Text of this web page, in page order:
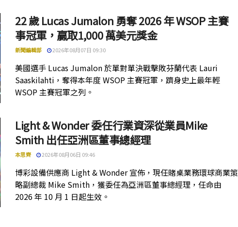
22 歲 Lucas Jumalon 勇奪 2026 年 WSOP 主賽
事冠軍，贏取1,000 萬美元獎金
新聞編輯部 2026年08月07日 09:30
美國選手 Lucas Jumalon 於單對單決戰擊敗芬蘭代表 Lauri
Saaskilahti，奪得本年度 WSOP 主賽冠軍，躋身史上最年輕
WSOP 主賽冠軍之列。
Light & Wonder 委任行業資深從業員Mike
Smith 出任亞洲區董事總經理
本思齊 2026年08月06日 09:46
博彩設備供應商 Light & Wonder 宣佈，現任賭桌業務環球商業策
略副總裁 Mike Smith，獲委任為亞洲區董事總經理，任命由
2026 年 10 月 1 日起生效。